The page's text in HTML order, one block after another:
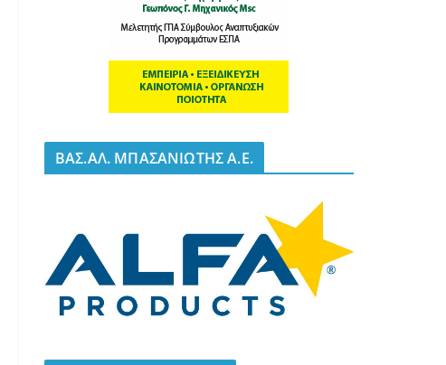
BΑΣ.ΑΛ. ΜΠΑΣΑΝΙΩΤΗΣ Α.Ε.